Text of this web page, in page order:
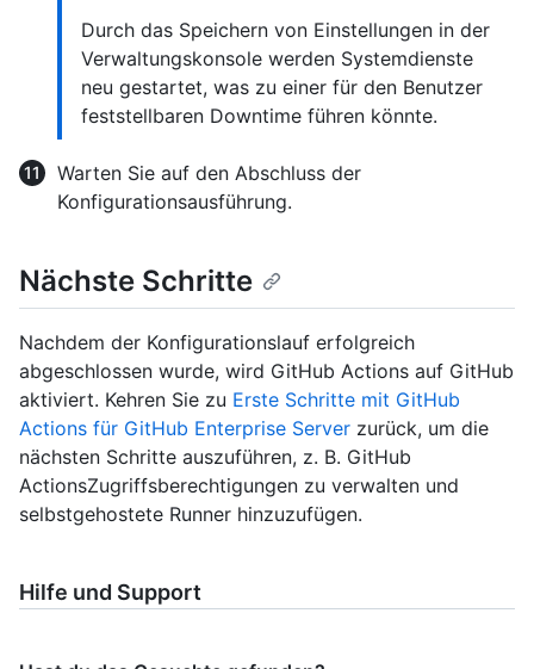
Durch das Speichern von Einstellungen in der
Verwaltungskonsole werden Systemdienste
neu gestartet, was zu einer für den Benutzer
feststellbaren Downtime führen könnte.
Warten Sie auf den Abschluss der
Konfigurationsausführung.
Nächste Schritte
Nachdem der Konfigurationslauf erfolgreich
abgeschlossen wurde, wird GitHub Actions auf GitHub
aktiviert. Kehren Sie zu Erste Schritte mit GitHub
Actions für GitHub Enterprise Server zurück, um die
nächsten Schritte auszuführen, z. B. GitHub
ActionsZugriffsberechtigungen zu verwalten und
selbstgehostete Runner hinzuzufügen.
Hilfe und Support